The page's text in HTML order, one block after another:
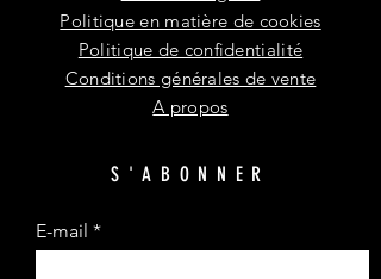
Politique en matière de cookies
Politique de confidentialité
Conditions générales de vente
A propos
S'ABONNER
E-mail